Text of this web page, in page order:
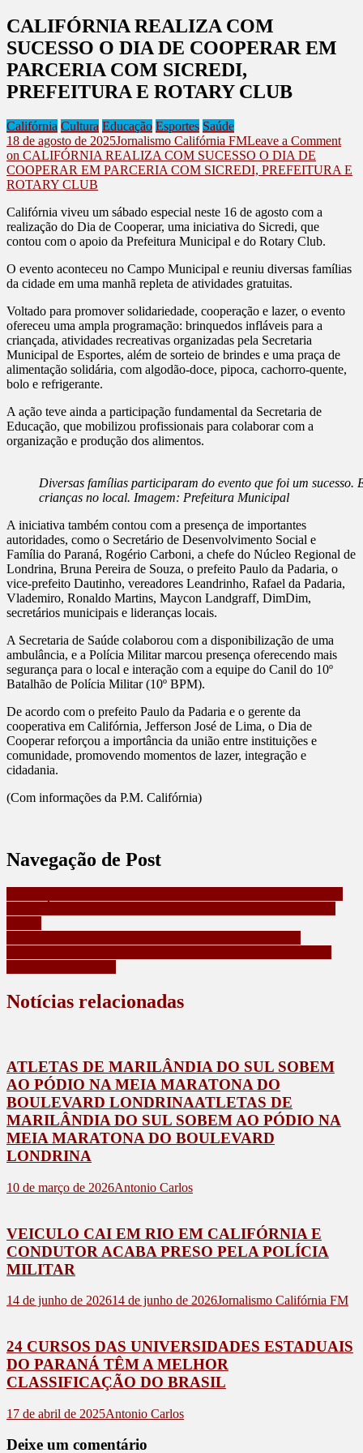
CALIFÓRNIA REALIZA COM
SUCESSO O DIA DE COOPERAR EM
PARCERIA COM SICREDI,
PREFEITURA E ROTARY CLUB
Califórnia Cultura Educação Esportes Saúde
18 de agosto de 2025Jornalismo Califórnia FMLeave a Comment
on CALIFÓRNIA REALIZA COM SUCESSO O DIA DE
COOPERAR EM PARCERIA COM SICREDI, PREFEITURA E
ROTARY CLUB
Califórnia viveu um sábado especial neste 16 de agosto com a
realização do Dia de Cooperar, uma iniciativa do Sicredi, que
contou com o apoio da Prefeitura Municipal e do Rotary Club.
O evento aconteceu no Campo Municipal e reuniu diversas famílias
da cidade em uma manhã repleta de atividades gratuitas.
Voltado para promover solidariedade, cooperação e lazer, o evento
ofereceu uma ampla programação: brinquedos infláveis para a
criançada, atividades recreativas organizadas pela Secretaria
Municipal de Esportes, além de sorteio de brindes e uma praça de
alimentação solidária, com algodão-doce, pipoca, cachorro-quente,
bolo e refrigerante.
A ação teve ainda a participação fundamental da Secretaria de
Educação, que mobilizou profissionais para colaborar com a
organização e produção dos alimentos.
Diversas famílias participaram do evento que foi um sucesso.
crianças no local. Imagem: Prefeitura Municipal
A iniciativa também contou com a presença de importantes
autoridades, como o Secretário de Desenvolvimento Social e
Família do Paraná, Rogério Carboni, a chefe do Núcleo Regional de
Londrina, Bruna Pereira de Souza, o prefeito Paulo da Padaria, o
vice-prefeito Dautinho, vereadores Leandrinho, Rafael da Padaria,
Vlademiro, Ronaldo Martins, Maycon Landgraff, DimDim,
secretários municipais e lideranças locais.
A Secretaria de Saúde colaborou com a disponibilização de uma
ambulância, e a Polícia Militar marcou presença oferecendo mais
segurança para o local e interação com a equipe do Canil do 10º
Batalhão de Polícia Militar (10º BPM).
De acordo com o prefeito Paulo da Padaria e o gerente da
cooperativa em Califórnia, Jefferson José de Lima, o Dia de
Cooperar reforçou a importância da união entre instituições e
comunidade, promovendo momentos de lazer, integração e
cidadania.
(Com informações da P.M. Califórnia)
Navegação de Post
Notícias relacionadas
ATLETAS DE MARILÂNDIA DO SUL SOBEM
AO PÓDIO NA MEIA MARATONA DO
BOULEVARD LONDRINAATLETAS DE
MARILÂNDIA DO SUL SOBEM AO PÓDIO NA
MEIA MARATONA DO BOULEVARD
LONDRINA
10 de março de 2026Antonio Carlos
VEICULO CAI EM RIO EM CALIFÓRNIA E
CONDUTOR ACABA PRESO PELA POLÍCIA
MILITAR
14 de junho de 202614 de junho de 2026Jornalismo Califórnia FM
24 CURSOS DAS UNIVERSIDADES ESTADUAIS
DO PARANÁ TÊM A MELHOR
CLASSIFICAÇÃO DO BRASIL
17 de abril de 2025Antonio Carlos
Deixe um comentário